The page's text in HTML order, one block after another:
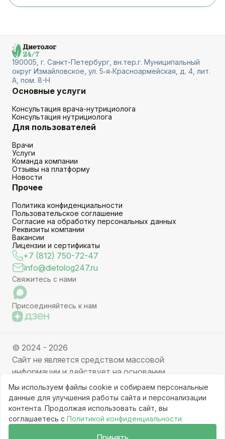
190005, г. Санкт-Петербург, вн.тер.г. Муниципальный
округ Измайловское, ул. 5‑я‑Красноармейская, д. 4, лит.
А, пом. 8-Н
Основные услуги
Консультация врача-нутрициолога
Консультация нутрициолога
Для пользователей
Врачи
Услуги
Команда компании
Отзывы на платформу
Новости
Прочее
Политика конфиденциальности
Пользовательское соглашение
Согласие на обработку персональных данных
Реквизиты компании
Вакансии
Лицензии и сертификаты
+7 (812) 750-72-47
info@dietolog247.ru
Свяжитесь с нами
Присоединяйтесь к нам
© 2024 - 2026
Сайт не является средством массовой
информации и действует на основании
партнерских услуг. Отправляя заявку вы даете
свое согласие на обработку персональных данных.
Частичное или полное копирование информации с
ресурса, клонирование графических элементов
Мы используем файлы cookie и собираем персональные
данные для улучшения работы сайта и персонализации
контента. Продолжая использовать сайт, вы
соглашаетесь с Политикой конфиденциальности.